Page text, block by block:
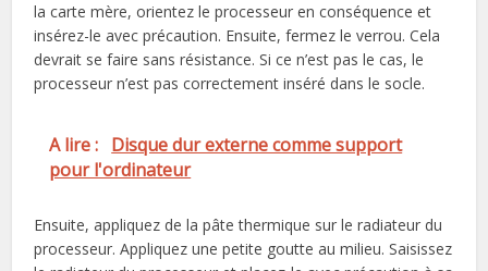
la carte mère, orientez le processeur en conséquence et
insérez-le avec précaution. Ensuite, fermez le verrou. Cela
devrait se faire sans résistance. Si ce n’est pas le cas, le
processeur n’est pas correctement inséré dans le socle.
A lire : Disque dur externe comme support
pour l'ordinateur
Ensuite, appliquez de la pâte thermique sur le radiateur du
processeur. Appliquez une petite goutte au milieu. Saisissez